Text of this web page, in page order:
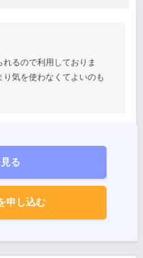
るので利用しておりま
気を使わなくてよいのも
る
申し込む